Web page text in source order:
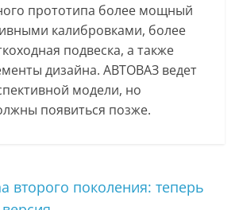
прототипа более мощный
калибровками, более
подвеска, а также
дизайна. АВТОВАЗ ведет
модели, но
появиться позже.
второго поколения: теперь